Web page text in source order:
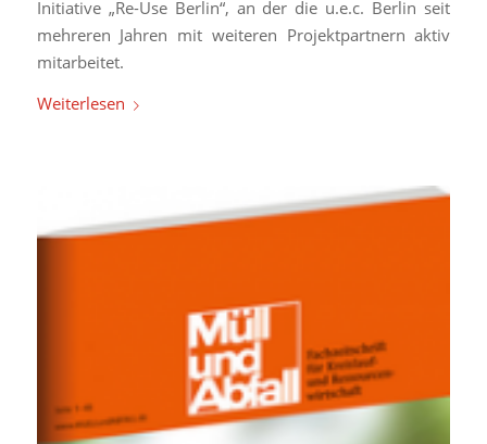
Initiative „Re-Use Berlin“, an der die u.e.c. Berlin seit
mehreren Jahren mit weiteren Projektpartnern aktiv
mitarbeitet.
Weiterlesen